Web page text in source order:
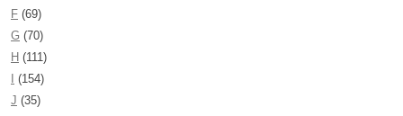
F (69)
G (70)
H (111)
(154)
J (35)